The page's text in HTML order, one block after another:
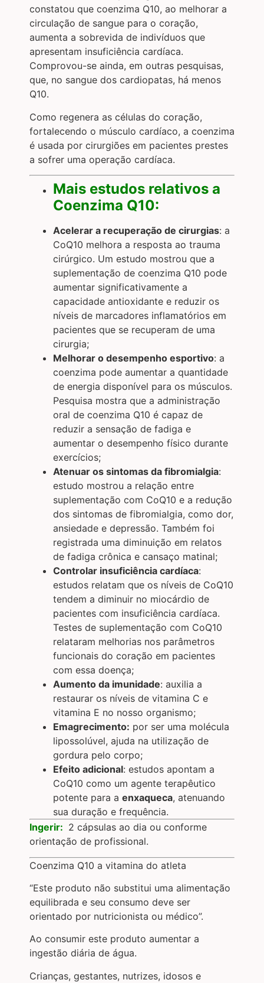
constatou que coenzima Q10, ao melhorar a
circulação de sangue para o coração,
aumenta a sobrevida de indivíduos que
apresentam insuficiência cardíaca.
Comprovou-se ainda, em outras pesquisas,
que, no sangue dos cardiopatas, há menos
Q10.
Como regenera as células do coração,
fortalecendo o músculo cardíaco, a coenzima
é usada por cirurgiões em pacientes prestes
a sofrer uma operação cardíaca.
Mais estudos relativos a
Coenzima Q10:
Acelerar a recuperação de cirurgias: a
CoQ10 melhora a resposta ao trauma
cirúrgico. Um estudo mostrou que a
suplementação de coenzima Q10 pode
aumentar significativamente a
capacidade antioxidante e reduzir os
níveis de marcadores inflamatórios em
pacientes que se recuperam de uma
cirurgia;
Melhorar o desempenho esportivo: a
coenzima pode aumentar a quantidade
de energia disponível para os músculos.
Pesquisa mostra que a administração
oral de coenzima Q10 é capaz de
reduzir a sensação de fadiga e
aumentar o desempenho físico durante
exercícios;
Atenuar os sintomas da fibromialgia:
estudo mostrou a relação entre
suplementação com CoQ10 e a redução
dos sintomas de fibromialgia, como dor,
ansiedade e depressão. Também foi
registrada uma diminuição em relatos
de fadiga crônica e cansaço matinal;
Controlar insuficiência cardíaca:
estudos relatam que os níveis de CoQ10
tendem a diminuir no miocárdio de
pacientes com insuficiência cardíaca.
Testes de suplementação com CoQ10
relataram melhorias nos parâmetros
funcionais do coração em pacientes
com essa doença;
Aumento da imunidade: auxilia a
restaurar os níveis de vitamina C e
vitamina E no nosso organismo;
Emagrecimento: por ser uma molécula
lipossolúvel, ajuda na utilização de
gordura pelo corpo;
Efeito adicional: estudos apontam a
CoQ10 como um agente terapêutico
potente para a enxaqueca, atenuando
sua duração e frequência.
Ingerir: 2 cápsulas ao dia ou conforme
orientação de profissional.
Coenzima Q10 a vitamina do atleta
“Este produto não substitui uma alimentação
equilibrada e seu consumo deve ser
orientado por nutricionista ou médico”.
Ao consumir este produto aumentar a
ingestão diária de água.
Crianças, gestantes, nutrizes, idosos e